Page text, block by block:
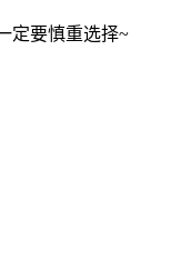
定要慎重选择~